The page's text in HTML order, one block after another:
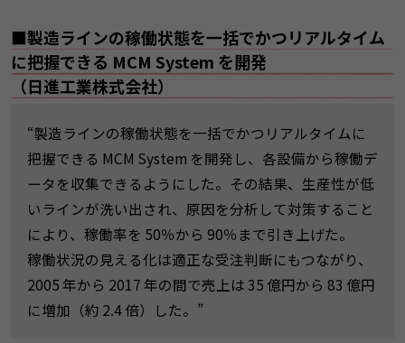
■製造ラインの稼働状態を一括でかつリアルタイム
に把握できる MCM System を開発
（日進工業株式会社）
“製造ラインの稼働状態を一括でかつリアルタイムに
把握できる MCM System を開発し、各設備から稼働デ
ータを収集できるようにした。その結果、生産性が低
いラインが洗い出され、原因を分析して対策すること
により、稼働率を 50％から 90％まで引き上げた。
稼働状況の見える化は適正な受注判断にもつながり、
2005 年から 2017 年の間で売上は 35 億円から 83 億円
に増加（約 2.4 倍）した。”